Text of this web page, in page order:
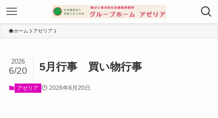
ホーム アゼリア
5月行事 買い物行事
2026
6/20
アゼリア 2026年6月20日